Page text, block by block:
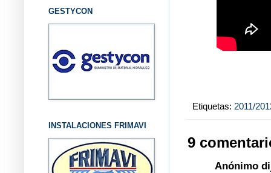
Etiquetas: 2011/
9
Anónimo
GESTYCON
INSTALACIONES FRIMAVI